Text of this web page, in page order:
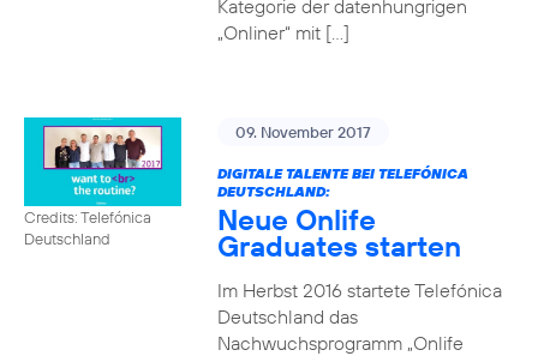
Kategorie der datenhungrigen
„Onliner“ mit […]
Credits: Telefónica
Deutschland
09. November 2017
DIGITALE TALENTE BEI TELEFÓNICA
DEUTSCHLAND:
Neue Onlife
Graduates starten
Im Herbst 2016 startete Telefónica
Deutschland das
Nachwuchsprogramm „Onlife